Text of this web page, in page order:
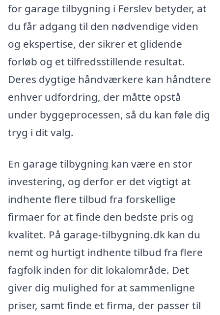
for garage tilbygning i Ferslev betyder, at
du får adgang til den nødvendige viden
og ekspertise, der sikrer et glidende
forløb og et tilfredsstillende resultat.
Deres dygtige håndværkere kan håndtere
enhver udfordring, der måtte opstå
under byggeprocessen, så du kan føle dig
tryg i dit valg.
En garage tilbygning kan være en stor
investering, og derfor er det vigtigt at
indhente flere tilbud fra forskellige
firmaer for at finde den bedste pris og
kvalitet. På garage-tilbygning.dk kan du
nemt og hurtigt indhente tilbud fra flere
fagfolk inden for dit lokalområde. Det
giver dig mulighed for at sammenligne
priser, samt finde et firma, der passer til